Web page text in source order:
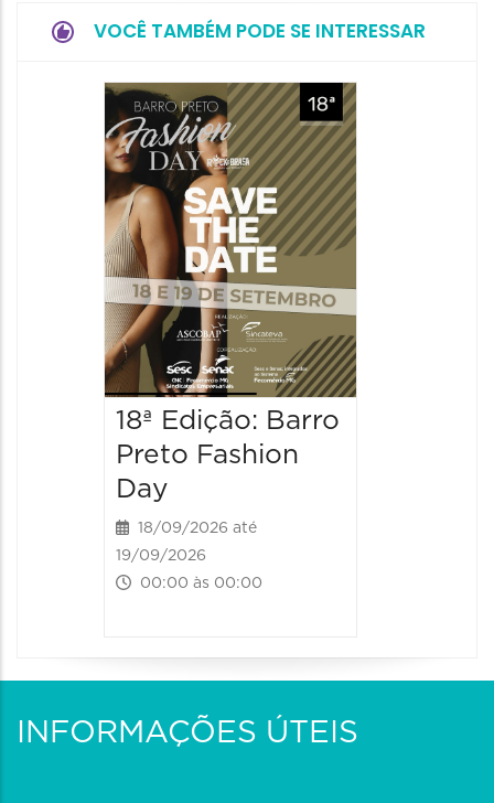
VOCÊ TAMBÉM PODE SE INTERESSAR
18ª Edição: Barro
Preto Fashion
Day
18/09/2026 até
19/09/2026
00:00 às 00:00
INFORMAÇÕES ÚTEIS